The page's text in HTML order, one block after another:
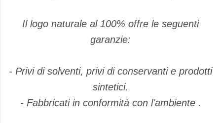
Il logo naturale al 100% offre le seguenti
garanzie:
- Privi di solventi, privi di conservanti e prodotti
sintetici.
- Fabbricati in conformità con l'ambiente .